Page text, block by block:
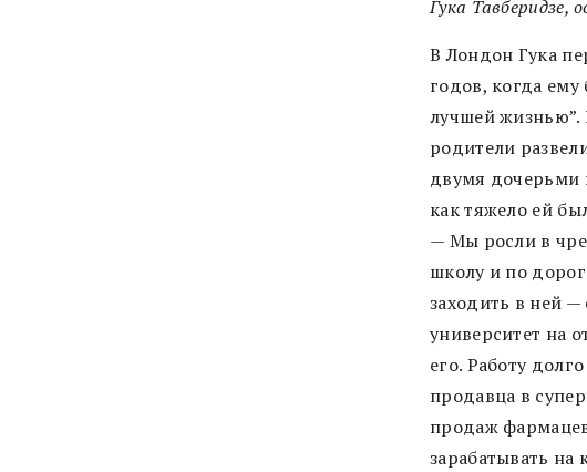
Гука Тавберидзе,
В Лондон Гука
годов, когда ему
лучшей жизнью”.
родители
двумя дочерьми
как тяжело ей
— Мы росли в
школу и по
заходить в ней —
университет на
его. Работу
продавца в
продаж
зарабатывать на